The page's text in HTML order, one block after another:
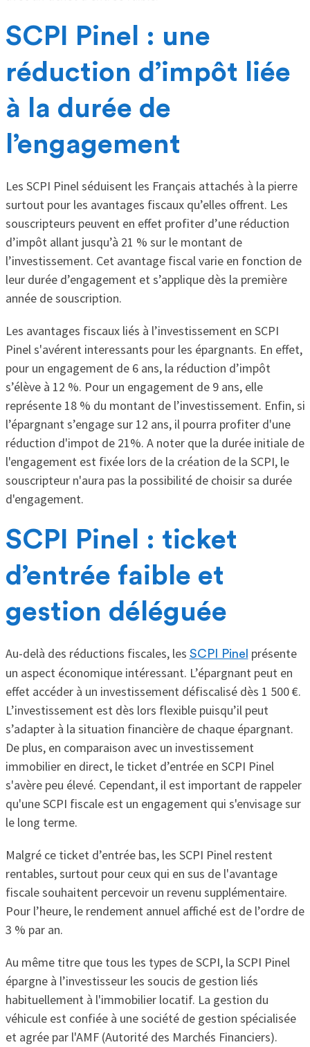
SCPI Pinel : une
réduction d’impôt liée
à la durée de
l’engagement
Les SCPI Pinel séduisent les Français attachés à la pierre
surtout pour les avantages fiscaux qu’elles offrent. Les
souscripteurs peuvent en effet profiter d’une réduction
d’impôt allant jusqu’à 21 % sur le montant de
l’investissement. Cet avantage fiscal varie en fonction de
leur durée d’engagement et s’applique dès la première
année de souscription.
Les avantages fiscaux liés à l’investissement en SCPI
Pinel s'avérent interessants pour les épargnants. En effet,
pour un engagement de 6 ans, la réduction d’impôt
s’élève à 12 %. Pour un engagement de 9 ans, elle
représente 18 % du montant de l’investissement. Enfin, si
l’épargnant s’engage sur 12 ans, il pourra profiter d'une
réduction d'impot de 21%. A noter que la durée initiale de
l'engagement est fixée lors de la création de la SCPI, le
souscripteur n'aura pas la possibilité de choisir sa durée
d'engagement.
SCPI Pinel : ticket
d’entrée faible et
gestion déléguée
Au-delà des réductions fiscales, les SCPI Pinel présente
un aspect économique intéressant. L’épargnant peut en
effet accéder à un investissement défiscalisé dès 1 500 €.
L’investissement est dès lors flexible puisqu’il peut
s’adapter à la situation financière de chaque épargnant.
De plus, en comparaison avec un investissement
immobilier en direct, le ticket d’entrée en SCPI Pinel
s'avère peu élevé. Cependant, il est important de rappeler
qu'une SCPI fiscale est un engagement qui s'envisage sur
le long terme.
Malgré ce ticket d’entrée bas, les SCPI Pinel restent
rentables, surtout pour ceux qui en sus de l'avantage
fiscale souhaitent percevoir un revenu supplémentaire.
Pour l’heure, le rendement annuel affiché est de l’ordre de
3 % par an.
Au même titre que tous les types de SCPI, la SCPI Pinel
épargne à l’investisseur les soucis de gestion liés
habituellement à l'immobilier locatif. La gestion du
véhicule est confiée à une société de gestion spécialisée
et agrée par l'AMF (Autorité des Marchés Financiers).